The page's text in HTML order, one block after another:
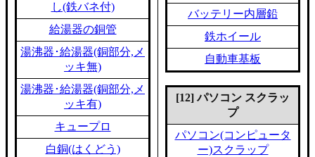
し(鉄バネ付)
給湯器の銅管
湯沸器･給湯器(銅部分,メ
ッキ無)
湯沸器･給湯器(銅部分,メ
ッキ有)
キュープロ
白銅(はくどう)
バッテリー内層鉛
鉄ホイール
自動車基板
[12] パソコン スクラッ
プ
パソコン(コンピュータ
ー)スクラップ